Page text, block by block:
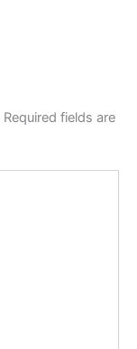
Required fields are